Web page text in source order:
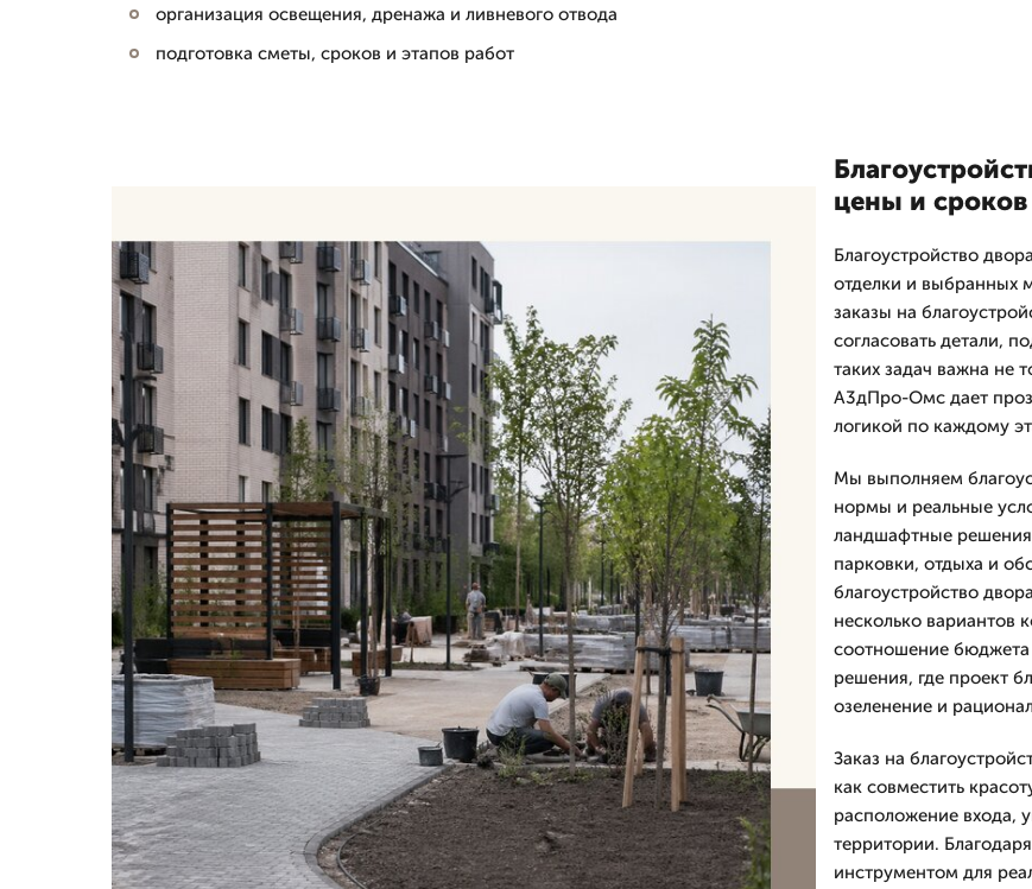
организация освещения, дренажа и ливневого отвода
подготовка сметы, сроков и этапов работ
цены и сроков
Благоустройство
отделки и выбранных
заказы на
согласовать детали,
таких задач важна не
А3дПро-Омс дает
логикой по каждому
Мы выполняем
нормы и реальные
ландшафтные
парковки, отдыха и
благоустройство
несколько вариантов
соотношение бюджета
решения, где проект
озеленение и
Заказ на
как совместить
расположение входа,
территории.
инструментом для